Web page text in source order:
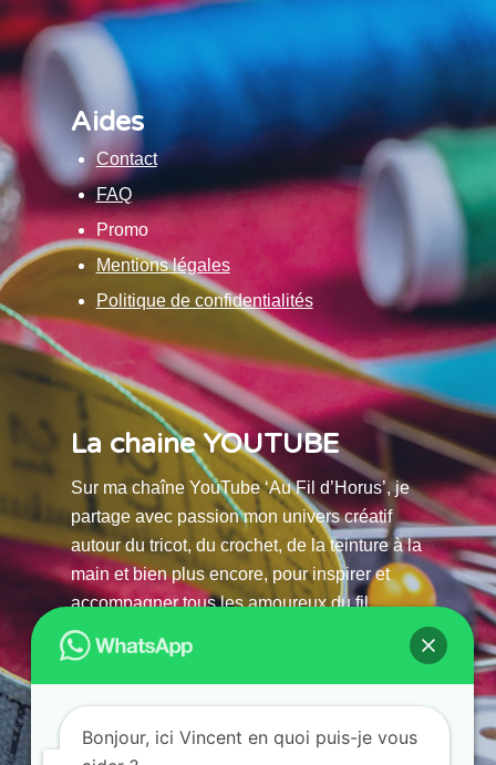
Aides
Contact
FAQ
Promo
Mentions légales
Politique de confidentialités
La chaine YOUTUBE
Sur ma chaîne YouTube ‘Au Fil d’Horus’, je
partage avec passion mon univers créatif
autour du tricot, du crochet, de la teinture à la
main et bien plus encore, pour inspirer et
accompagner tous les amoureux du fil.
Bonjour, ici Vincent en quoi puis-je vous